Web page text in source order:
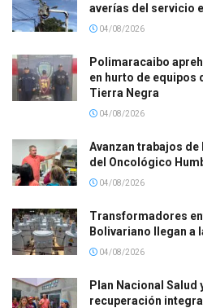
averías del servicio
04/08/2026
Polimaracaibo
en hurto de equipos
Tierra Negra
04/08/2026
Avanzan trabajos
del Oncológico
04/08/2026
Transformadores
Bolivariano llegan a
04/08/2026
Plan Nacional Salud
recuperación